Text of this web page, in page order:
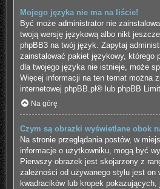
Mojego języka nie ma na liście!
Być może administrator nie
twoją wersję językową albo nikt jeszcze
phpBB3 na twój język. Zapytaj
zainstalować pakiet językowy, którego
dla twojego języka nie istnieje, może
Więcej informacji na ten temat można
internetowej phpBB.pl ® lub phpBB
Na górę
Czym są obrazki wyświetlane obok
Na stronie przeglądania postów, w
informacje o użytkowniku, mogą być
Pierwszy obrazek jest skojarzony z
zależności od używanego stylu jest on
kwadracików lub kropek pokazujących,